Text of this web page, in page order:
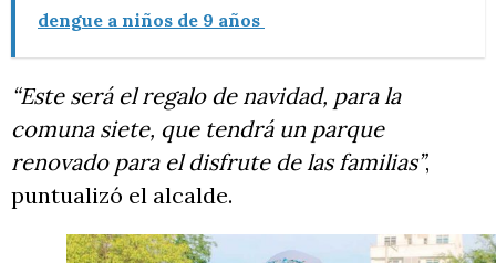
dengue a niños de 9 años
“Este será el regalo de navidad, para la
comuna siete, que tendrá un parque
renovado para el disfrute de las familias”,
puntualizó el alcalde.